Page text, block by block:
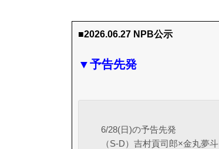
■2026.06.27 NPB公示
▼予告先発
6/28(日)の予告先発
（S-D）吉村貢司郎×金丸夢斗